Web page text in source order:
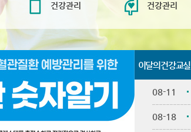
건강관리
건강관리
이달의건강교실
08-11
08-18